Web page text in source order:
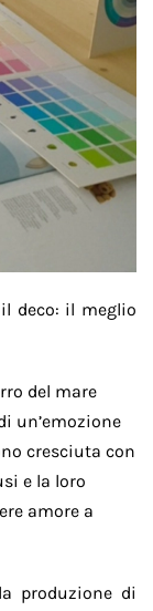
deco: il meglio
del mare
un’emozione
cresciuta con
e la loro
amore a
produzione di